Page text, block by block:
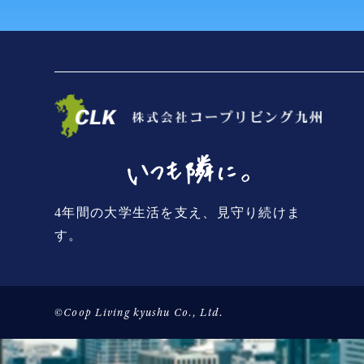
4年間の大学生活を支え、見守り続けま
す。
©Coop Living kyushu Co., Ltd.